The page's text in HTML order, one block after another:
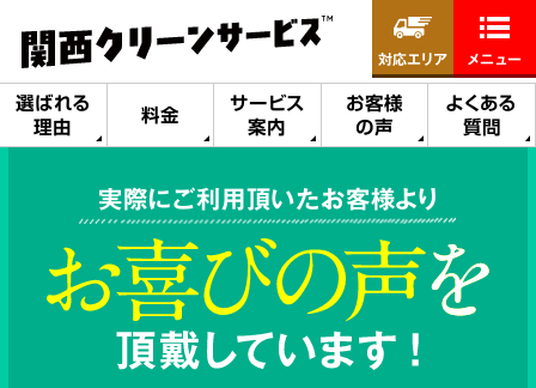
選ばれる
理由
料金
サービス
案内
お客様
の声
よくある
質問
対応エリア メニュー
実際にご利用頂いたお客様より